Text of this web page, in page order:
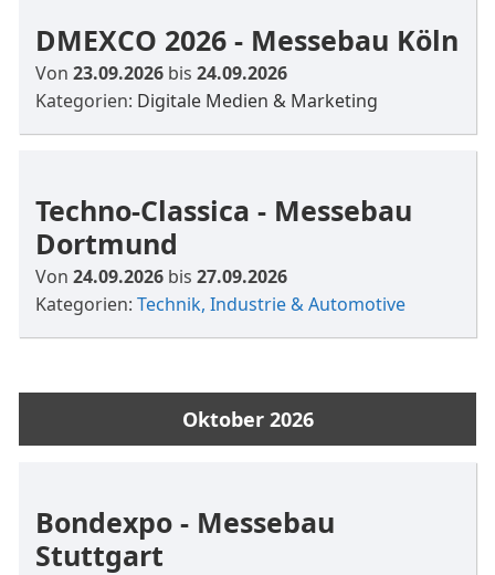
DMEXCO 2026 - Messebau Köln
Von23.09.2026 bis24.09.2026
Kategorien: Digitale Medien & Marketing
Techno-Classica - Messebau
Dortmund
Von24.09.2026 bis27.09.2026
Kategorien:Technik, Industrie & Automotive
Oktober 2026
Bondexpo - Messebau
Stuttgart